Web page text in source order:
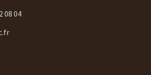
08 04